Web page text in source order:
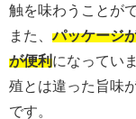
触を味わうことが
また、 パッケージ
が便利になってい
殖とは違った旨味
です。